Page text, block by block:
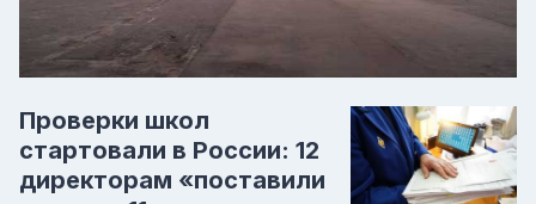
Проверки школ
стартовали в России: 12
директорам «поставили